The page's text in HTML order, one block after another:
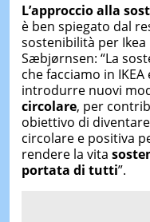
L’approccio alla
è ben spiegato dal
sostenibilità per Ikea
Sæbjørnsen: “La
che facciamo in
introdurre nuovi
circolare, per
obiettivo di
circolare e positiva
rendere la vita
portata di tutti”.